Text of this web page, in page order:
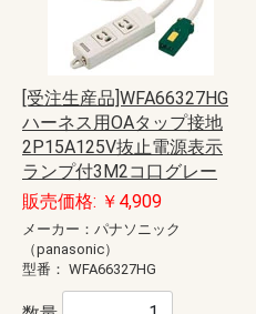
[受注生産品]WFA66327HG
ハーネス用OAタップ接地
2P15A125V抜止電源表示
ランプ付3M2コ口グレー
販売価格: ￥4,909
メーカー：パナソニック
（panasonic）
型番： WFA66327HG